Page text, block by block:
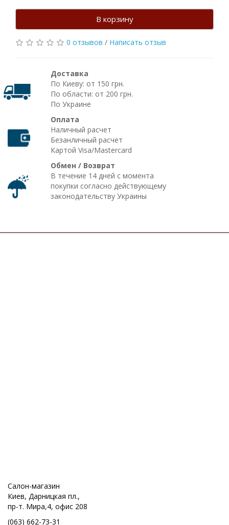
В корзину
0 отзывов / Написать отзыв
Доставка
По Киеву: от 150 грн.
По области: от 200 грн.
По Украине
Оплата
Наличный расчет
Безанличный расчет
Картой Visa/Mastercard
Обмен / Возврат
В течение 14 дней с момента
покупки согласно действующему
законодательству Украины
Салон-магазин
Киев, Дарницкая пл.,
пр-т. Мира,4, офис 208
(063) 662-73-31